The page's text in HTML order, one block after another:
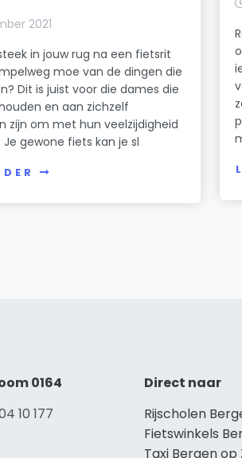
2021
in jouw rug na een fietsrit
moe van de dingen die
Dit is juist voor die dames die
en aan zichzelf
zijn om met hun veelzijdigheid
gewone fiets kan je sl
0164
10 177
Direct naar
Rijscholen
Fietswinkels
Taxi Bergen op